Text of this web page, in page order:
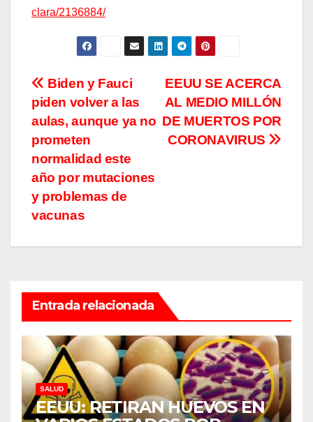
clara/2136884/
Navegación
de
entradas
EEUU SE ACERCA
AL MEDIO MILLÓN
DE MUERTOS POR
CORONAVIRUS
Biden y Fauci
piden volver a las
aulas, aunque ya no
prometen
normalidad este
año por mutaciones
y problemas de
vacunas
Entrada relacionada
SALUD
EEUU: RETIRAN HUEVOS EN